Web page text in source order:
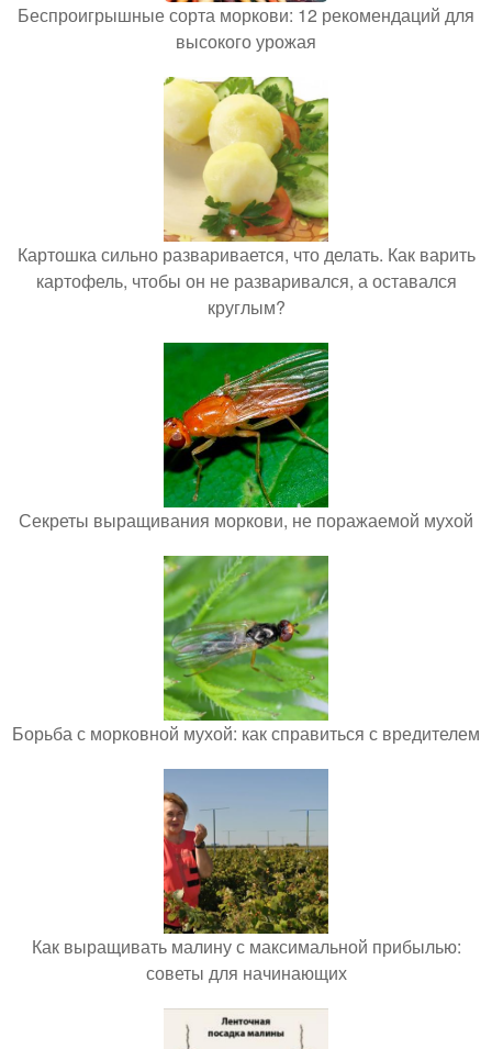
Беспроигрышные сорта моркови: 12 рекомендаций для
высокого урожая
Картошка сильно разваривается, что делать. Как варить
картофель, чтобы он не разваривался, а оставался
круглым?
Секреты выращивания моркови, не поражаемой мухой
Борьба с морковной мухой: как справиться с вредителем
Как выращивать малину с максимальной прибылью:
советы для начинающих